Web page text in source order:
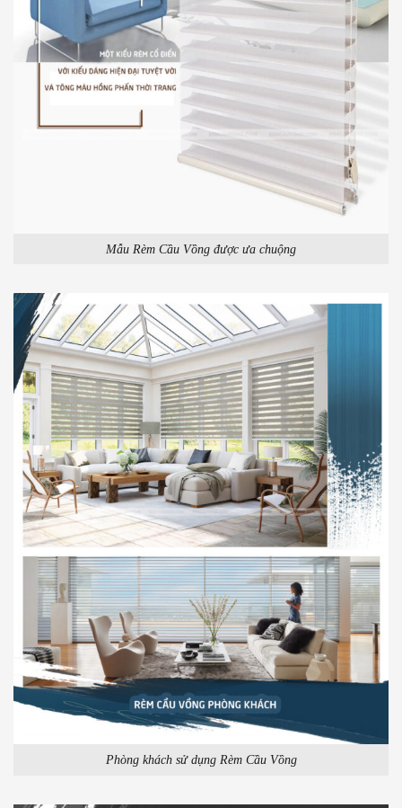
Mẫu Rèm Cầu Vồng được ưa chuộng
Phòng khách sử dụng Rèm Cầu Vồng